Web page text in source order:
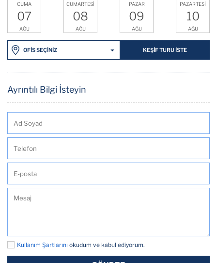
CUMA
07
AĞU
CUMARTESİ
08
AĞU
PAZAR
09
AĞU
PAZARTESİ
10
AĞU
OFİS SEÇİNİZ KEŞİF TURU İSTE
Ayrıntılı Bilgi İsteyin
Kullanım Şartlarını okudum ve kabul ediyorum.